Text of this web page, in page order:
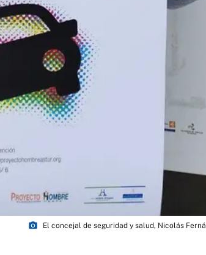
photo_camera El concejal de seguridad y salud, Nicolás